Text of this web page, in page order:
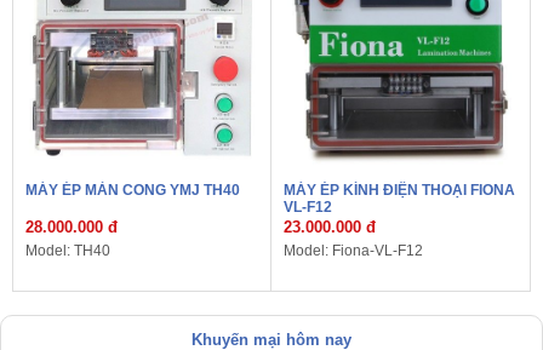
MÁY ÉP MÀN CONG YMJ TH40
28.000.000 đ
Model: TH40
MÁY ÉP KÍNH ĐIỆN THOẠI FIONA
VL-F12
23.000.000 đ
Model: Fiona-VL-F12
Khuyến mại hôm nay